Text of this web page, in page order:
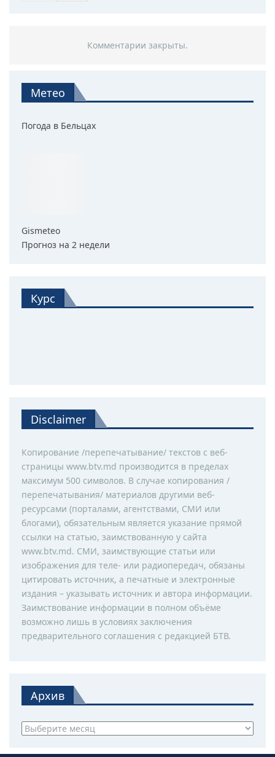
Комментарии закрыты.
Метео
Погода в Бельцах
Gismeteo
Прогноз на 2 недели
Курс
Disclaimer
Копирование /перепечатывание/ текстов с веб-
страницы www.btv.md производится в пределах
максимум 500 символов. В случае копирования /
перепечатывания/ материалов другими веб-
ресурсами (порталами, агентствами, СМИ или
блогами), обязательным является указание прямой
ссылки на статью, заимствованную у сайта
www.btv.md. СМИ, заимствующие статьи или
изображения для теле- или радиопередач, обязаны
цитировать источник, а печатные и электронные
издания – указывать источник и автора информации.
Заимствование информации в полном объёме
возможно лишь в условиях заключения
предварительного соглашения с редакцией БТВ.
Архив
Архив